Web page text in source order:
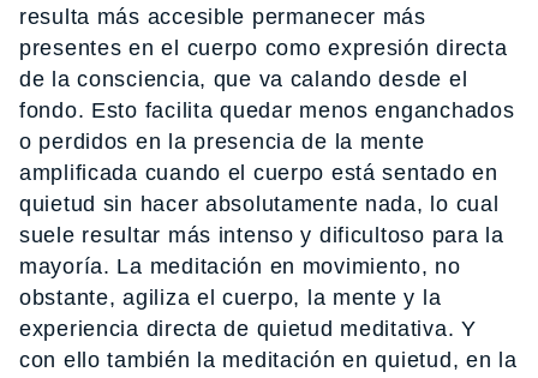
resulta más accesible permanecer más
presentes en el cuerpo como expresión directa
de la consciencia, que va calando desde el
fondo. Esto facilita quedar menos enganchados
o perdidos en la presencia de la mente
amplificada cuando el cuerpo está sentado en
quietud sin hacer absolutamente nada, lo cual
suele resultar más intenso y dificultoso para la
mayoría. La meditación en movimiento, no
obstante, agiliza el cuerpo, la mente y la
experiencia directa de quietud meditativa. Y
con ello también la meditación en quietud, en la